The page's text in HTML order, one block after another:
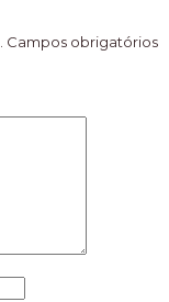
Campos obrigatórios